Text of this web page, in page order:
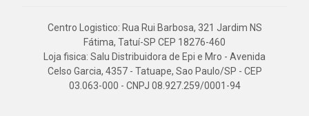
Centro Logistico: Rua Rui Barbosa, 321 Jardim NS
Fátima, Tatuí-SP CEP 18276-460
Loja fisica: Salu Distribuidora de Epi e Mro - Avenida
Celso Garcia, 4357 - Tatuape, Sao Paulo/SP - CEP
03.063-000 - CNPJ 08.927.259/0001-94